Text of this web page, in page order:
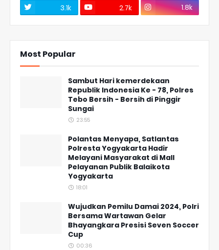
3.1k 2.7k 1.8k
Most Popular
Sambut Hari kemerdekaan
Republik Indonesia Ke - 78, Polres
Tebo Bersih - Bersih di Pinggir
Sungai
23:55
Polantas Menyapa, Satlantas
Polresta Yogyakarta Hadir
Melayani Masyarakat di Mall
Pelayanan Publik Balaikota
Yogyakarta
18:01
Wujudkan Pemilu Damai 2024, Polri
Bersama Wartawan Gelar
Bhayangkara Presisi Seven Soccer
Cup
00:36